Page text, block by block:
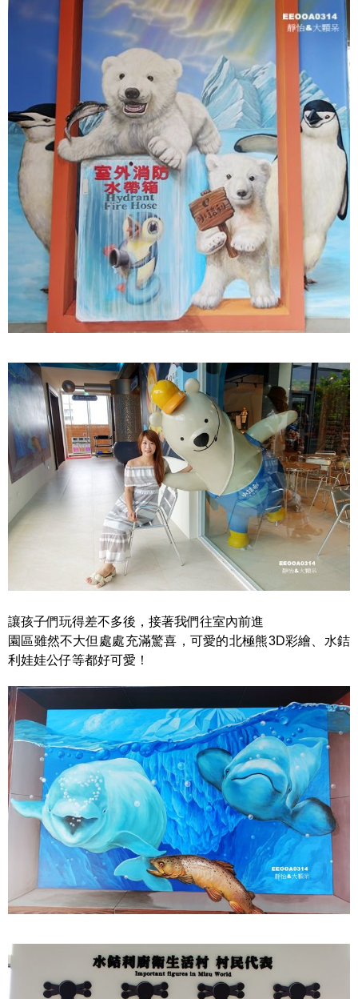
讓孩子們玩得差不多後，接著我們往室內前進
園區雖然不大但處處充滿驚喜，可愛的北極熊3D彩繪、水銡
利娃娃公仔等都好可愛！